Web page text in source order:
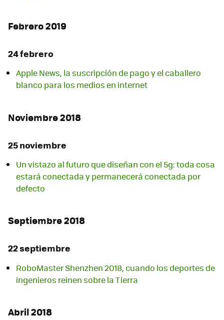
Febrero 2019
24 febrero
Apple News, la suscripción de pago y el caballero
blanco para los medios en internet
Noviembre 2018
25 noviembre
Un vistazo al futuro que diseñan con el 5g: toda cosa
estará conectada y permanecerá conectada por
defecto
Septiembre 2018
22 septiembre
RoboMaster Shenzhen 2018, cuando los deportes de
ingenieros reinen sobre la Tierra
Abril 2018